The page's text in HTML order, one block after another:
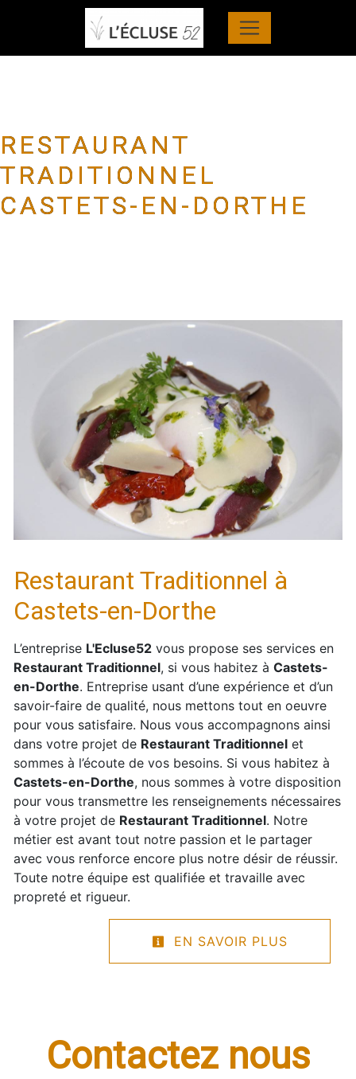
Panneau de gestion des cookies
RESTAURANT
TRADITIONNEL
CASTETS-EN-DORTHE
Restaurant Traditionnel à
Castets-en-Dorthe
L’entreprise L'Ecluse52 vous propose ses services en
Restaurant Traditionnel, si vous habitez à Castets-
en-Dorthe. Entreprise usant d’une expérience et d’un
savoir-faire de qualité, nous mettons tout en oeuvre
pour vous satisfaire. Nous vous accompagnons ainsi
dans votre projet de Restaurant Traditionnel et
sommes à l’écoute de vos besoins. Si vous habitez à
Castets-en-Dorthe, nous sommes à votre disposition
pour vous transmettre les renseignements nécessaires
à votre projet de Restaurant Traditionnel. Notre
métier est avant tout notre passion et le partager
avec vous renforce encore plus notre désir de réussir.
Toute notre équipe est qualifiée et travaille avec
propreté et rigueur.
EN SAVOIR PLUS
Contactez nous